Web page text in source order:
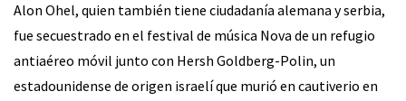
Alon Ohel, quien también tiene ciudadanía alemana y serbia,
fue secuestrado en el festival de música Nova de un refugio
antiaéreo móvil junto con Hersh Goldberg-Polin, un
estadounidense de origen israelí que murió en cautiverio en